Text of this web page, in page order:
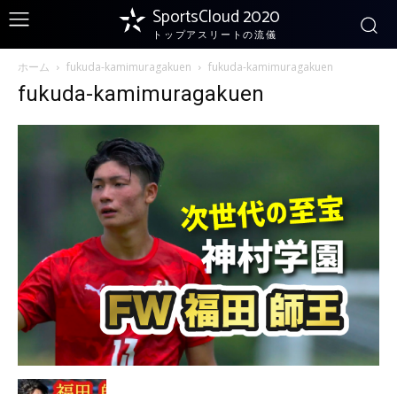
SportsCloud 2020
トップアスリートの流儀
ホーム fukuda-kamimuragakuen fukuda-kamimuragakuen
fukuda-kamimuragakuen